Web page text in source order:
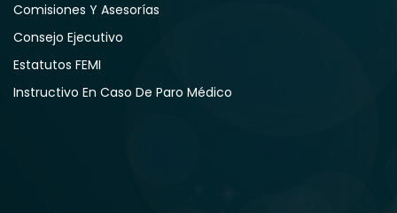
Comisiones Y Asesorías
Consejo Ejecutivo
Estatutos FEMI
Instructivo En Caso De Paro Médico